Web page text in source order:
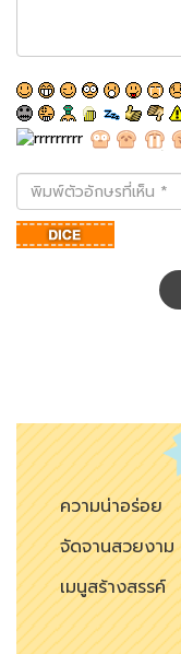
พิมพ์
ตัว
อักษร
ที่
ความน่าอร่อย
จัดจานสวยงาม
เมนูสร้างสรรค์